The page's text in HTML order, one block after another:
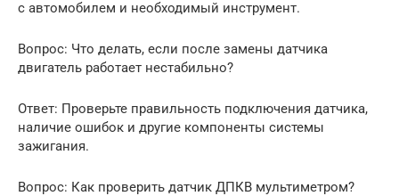
с автомобилем и необходимый инструмент.
Вопрос: Что делать, если после замены датчика
двигатель работает нестабильно?
Ответ: Проверьте правильность подключения датчика,
наличие ошибок и другие компоненты системы
зажигания.
Вопрос: Как проверить датчик ДПКВ мультиметром?